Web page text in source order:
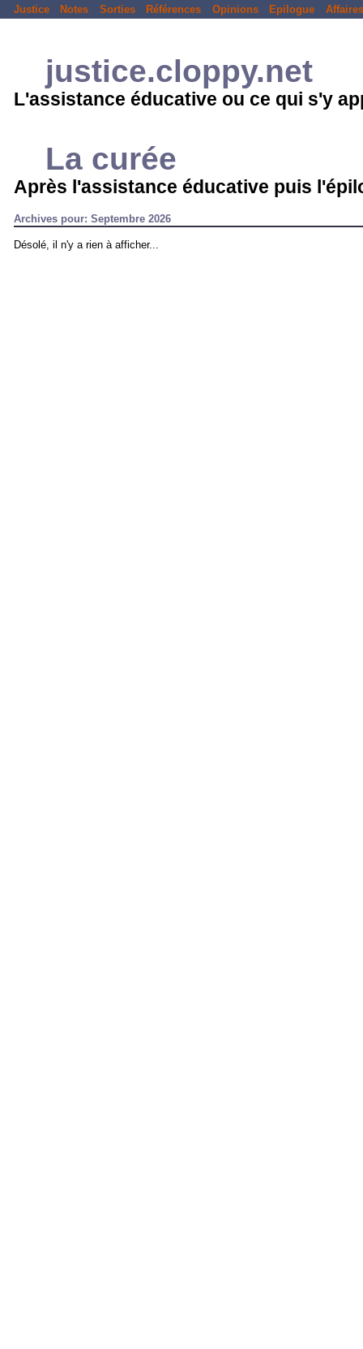
Justice Notes Sorties Références Opinions Epilogue Affaires
justice.cloppy.net
L'assistance éducative ou ce qui s'y
La curée
Après l'assistance éducative puis
Archives pour: Septembre 2026
Désolé, il n'y a rien à afficher...